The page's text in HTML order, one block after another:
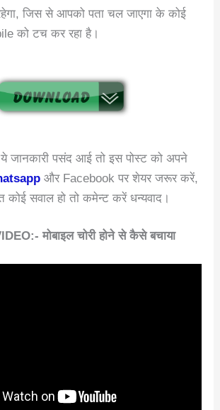
जिस से आपको पता चल जाएगा के कोई
को टच कर रहा है।
ये जानकारी पसंद आई तो इस पोस्ट को अपने
और Facebook पर शेयर जरूर करें,
कोई सवाल हो तो कमेन्ट करें धन्यवाद।
मोबाइल चोरी होने से कैसे बचाया